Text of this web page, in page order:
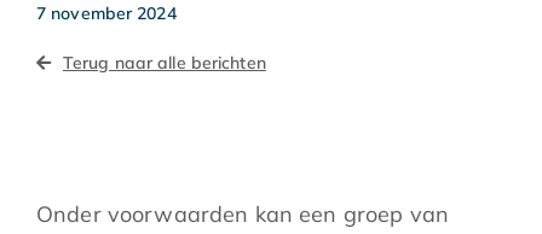
7 november 2024
Terug naar alle berichten
Onder voorwaarden kan een groep van